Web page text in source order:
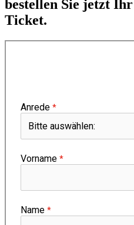
bestellen Sie jetzt
Ticket.